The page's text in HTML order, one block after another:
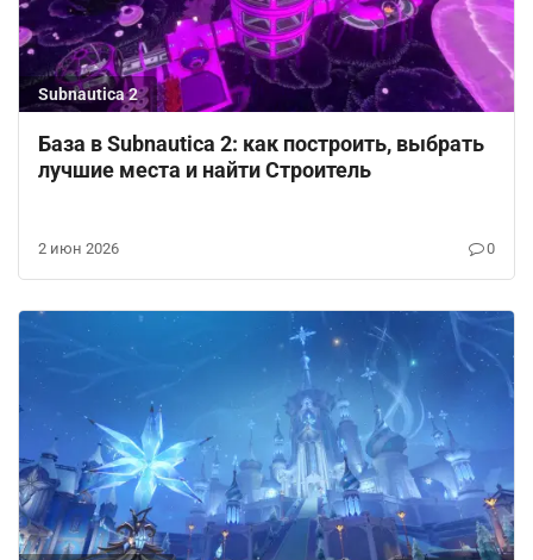
Subnautica 2
База в Subnautica 2: как построить, выбрать
лучшие места и найти Строитель
2 июн 2026 0